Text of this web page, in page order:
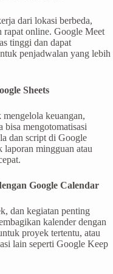
dari lokasi berbeda,
rapat online. Google Meet
tinggi dan dapat
penjadwalan yang lebih
Sheets
keuangan,
bisa mengotomatisasi
dan script di Google
laporan mingguan atau
Google Calendar
dan kegiatan penting
kalender dengan
proyek tertentu, atau
lain seperti Google Keep